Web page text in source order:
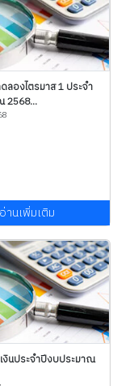
ลองไตรมาส 1 ประจำ
2568...
อ่านเพิ่มเติม
งินประจำปีงบประมาณ